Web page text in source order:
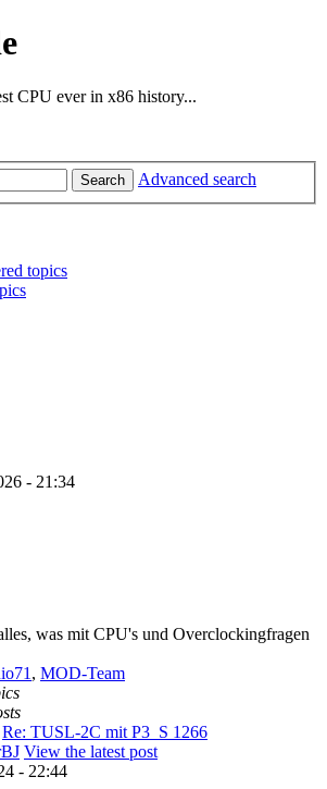
CPU ever in x86 history...
Search Advanced search
topics
- 21:34
was mit CPU's und Overclockingfragen
, MOD-Team
Re: TUSL-2C mit P3_S 1266
View the latest post
- 22:44